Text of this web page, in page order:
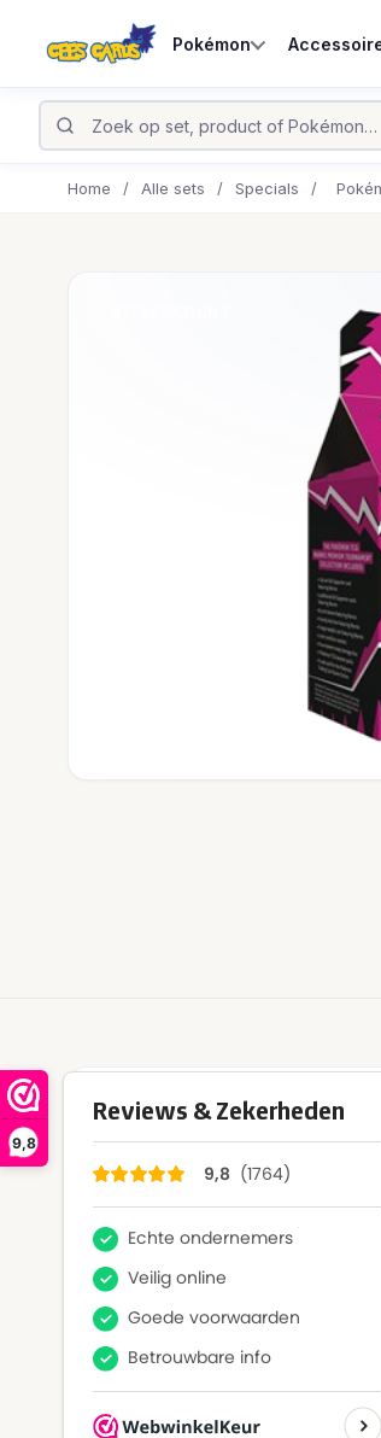
9,8
Pokémon
Home / Alle sets / Specials /
Over dit product
De Pokémon Marnie
4 holo promo kaarten
7 Booster Packs
Een Deck Box
Zes dobbelstenen